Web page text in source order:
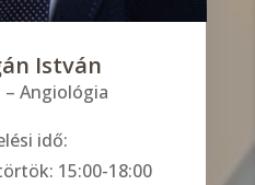
István
– Angiológia
idő:
15:00-18:00